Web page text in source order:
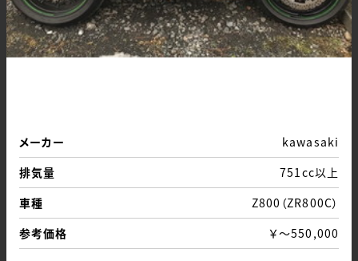
メーカー
kawasaki
排気量
751cc以上
車種
Z800（ZR800C）
参考価格
￥～550,000